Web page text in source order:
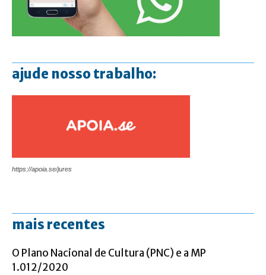
ajude nosso trabalho:
https://apoia.se/jures
mais recentes
O Plano Nacional de Cultura (PNC) e a MP
1.012/2020